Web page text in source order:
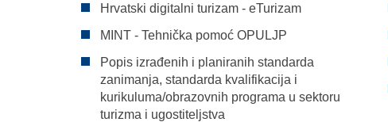
Hrvatski digitalni turizam - eTurizam
MINT - Tehnička pomoć OPULJP
Popis izrađenih i planiranih standarda
zanimanja, standarda kvalifikacija i
kurikuluma/obrazovnih programa u sektoru
turizma i ugostiteljstva